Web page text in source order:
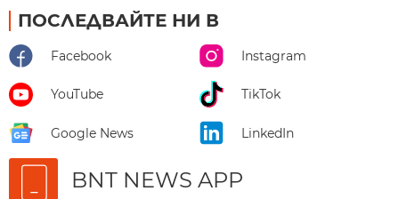
ПОСЛЕДВАЙТЕ НИ В
Facebook Instagram
YouTube TikTok
Google News LinkedIn
BNT NEWS APP